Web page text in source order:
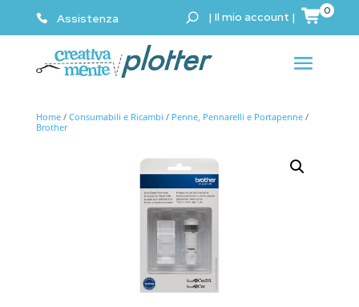
Assistenza | Il mio account | 0
Home/ Consumabili e Ricambi / Penne, Pennarelli e Portapenne/
Brother